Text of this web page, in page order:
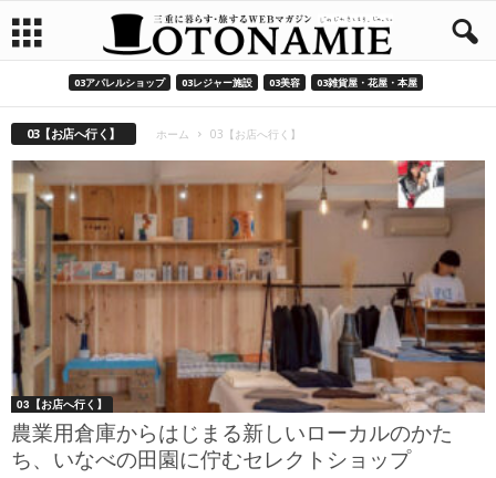
03アパレルショップ 03レジャー施設 03美容 03雑貨屋・花屋・本屋
03【お店へ行く】 ホーム 03【お店へ行く】
03【お店へ行く】
農業用倉庫からはじまる新しいローカルのかた
ち、いなべの田園に佇むセレクトショップ